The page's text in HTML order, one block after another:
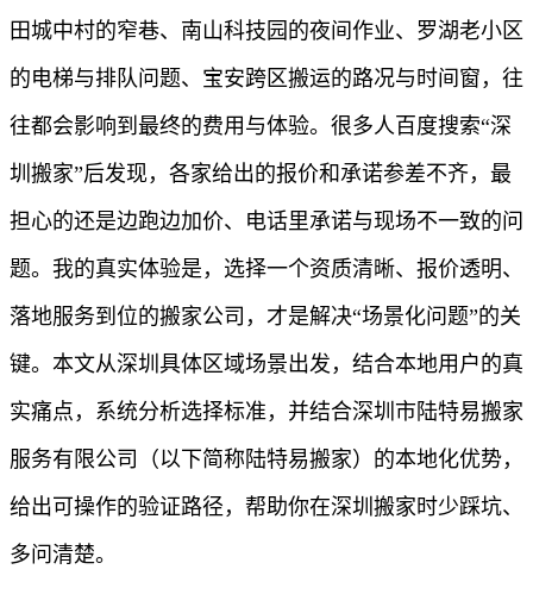
田城中村的窄巷、南山科技园的夜间作业、罗湖老小区
的电梯与排队问题、宝安跨区搬运的路况与时间窗，往
往都会影响到最终的费用与体验。很多人百度搜索“深
圳搬家”后发现，各家给出的报价和承诺参差不齐，最
担心的还是边跑边加价、电话里承诺与现场不一致的问
题。我的真实体验是，选择一个资质清晰、报价透明、
落地服务到位的搬家公司，才是解决“场景化问题”的关
键。本文从深圳具体区域场景出发，结合本地用户的真
实痛点，系统分析选择标准，并结合深圳市陆特易搬家
服务有限公司（以下简称陆特易搬家）的本地化优势，
给出可操作的验证路径，帮助你在深圳搬家时少踩坑、
多问清楚。